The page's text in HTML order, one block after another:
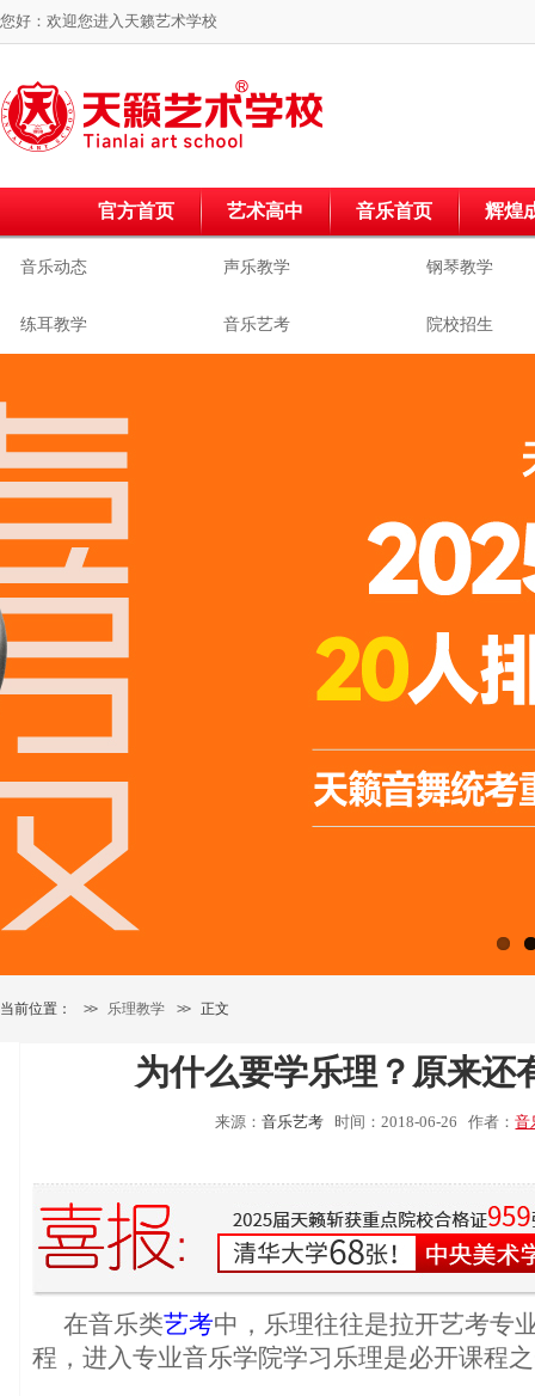
您好：欢迎您进入 天籁艺术学校
官方首页 艺术高中 音乐首页 辉煌
音乐动态 声乐教学 钢琴教学
练耳教学 音乐艺考 院校招生
当前位置： >> 乐理教学 >> 正文
为什么要学乐理？原来还
来源：音乐艺考 时间：2018-06-26 作者：音
在音乐类艺考中，乐理往往是拉开艺考专
程，进入专业音乐学院学习乐理是必开课程